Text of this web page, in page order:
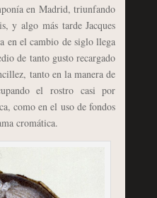
en Madrid, triunfando
y algo más tarde Jacques
en el cambio de siglo llega
de tanto gusto recargado
tanto en la manera de
el rostro casi por
como en el uso de fondos
cromática.